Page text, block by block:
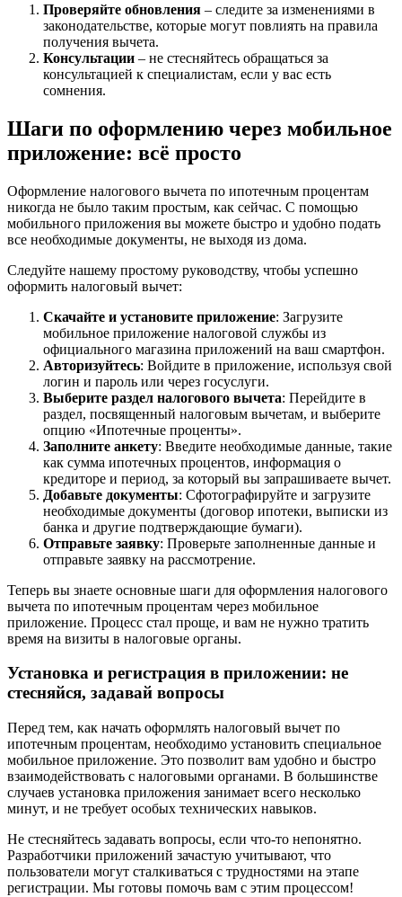
Проверяйте обновления – следите за изменениями в
законодательстве, которые могут повлиять на правила
получения вычета.
Консультации – не стесняйтесь обращаться за
консультацией к специалистам, если у вас есть
сомнения.
Шаги по оформлению через мобильное
приложение: всё просто
Оформление налогового вычета по ипотечным процентам
никогда не было таким простым, как сейчас. С помощью
мобильного приложения вы можете быстро и удобно подать
все необходимые документы, не выходя из дома.
Следуйте нашему простому руководству, чтобы успешно
оформить налоговый вычет:
Скачайте и установите приложение: Загрузите
мобильное приложение налоговой службы из
официального магазина приложений на ваш смартфон.
Авторизуйтесь: Войдите в приложение, используя свой
логин и пароль или через госуслуги.
Выберите раздел налогового вычета: Перейдите в
раздел, посвященный налоговым вычетам, и выберите
опцию «Ипотечные проценты».
Заполните анкету: Введите необходимые данные, такие
как сумма ипотечных процентов, информация о
кредиторе и период, за который вы запрашиваете вычет.
Добавьте документы: Сфотографируйте и загрузите
необходимые документы (договор ипотеки, выписки из
банка и другие подтверждающие бумаги).
Отправьте заявку: Проверьте заполненные данные и
отправьте заявку на рассмотрение.
Теперь вы знаете основные шаги для оформления налогового
вычета по ипотечным процентам через мобильное
приложение. Процесс стал проще, и вам не нужно тратить
время на визиты в налоговые органы.
Установка и регистрация в приложении: не
стесняйся, задавай вопросы
Перед тем, как начать оформлять налоговый вычет по
ипотечным процентам, необходимо установить специальное
мобильное приложение. Это позволит вам удобно и быстро
взаимодействовать с налоговыми органами. В большинстве
случаев установка приложения занимает всего несколько
минут, и не требует особых технических навыков.
Не стесняйтесь задавать вопросы, если что-то непонятно.
Разработчики приложений зачастую учитывают, что
пользователи могут сталкиваться с трудностями на этапе
регистрации. Мы готовы помочь вам с этим процессом!